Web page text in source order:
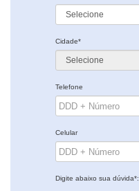
Cidade*
Telefone
Celular
Digite abaixo sua dúvida*: